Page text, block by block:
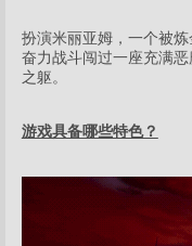
扮演米丽亚姆，一个被
奋力战斗闯过一座充满
之躯。
游戏具备哪些特色？